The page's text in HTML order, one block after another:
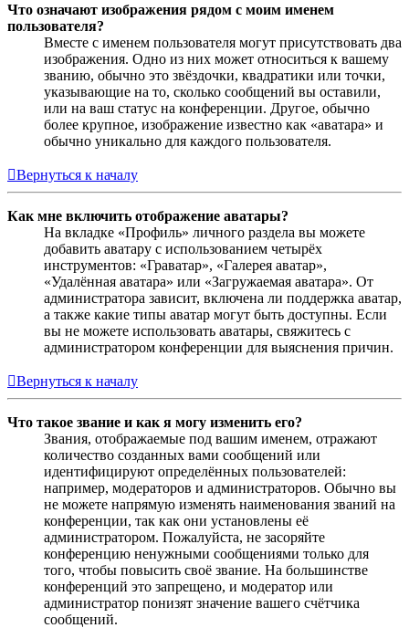
Что означают изображения рядом с моим именем
пользователя?
Вместе с именем пользователя могут присутствовать два
изображения. Одно из них может относиться к вашему
званию, обычно это звёздочки, квадратики или точки,
указывающие на то, сколько сообщений вы оставили,
или на ваш статус на конференции. Другое, обычно
более крупное, изображение известно как «аватара» и
обычно уникально для каждого пользователя.
Вернуться к началу
Как мне включить отображение аватары?
На вкладке «Профиль» личного раздела вы можете
добавить аватару с использованием четырёх
инструментов: «Граватар», «Галерея аватар»,
«Удалённая аватара» или «Загружаемая аватара». От
администратора зависит, включена ли поддержка аватар,
а также какие типы аватар могут быть доступны. Если
вы не можете использовать аватары, свяжитесь с
администратором конференции для выяснения причин.
Вернуться к началу
Что такое звание и как я могу изменить его?
Звания, отображаемые под вашим именем, отражают
количество созданных вами сообщений или
идентифицируют определённых пользователей:
например, модераторов и администраторов. Обычно вы
не можете напрямую изменять наименования званий на
конференции, так как они установлены её
администратором. Пожалуйста, не засоряйте
конференцию ненужными сообщениями только для
того, чтобы повысить своё звание. На большинстве
конференций это запрещено, и модератор или
администратор понизят значение вашего счётчика
сообщений.